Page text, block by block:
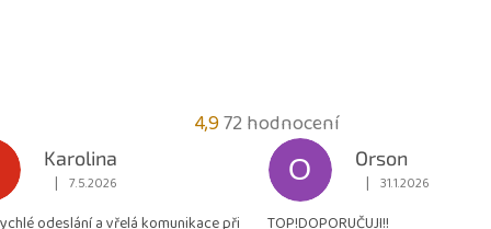
4,9Průměrné
hodnocení
obchodu
72 hodnocení
Karolina
Hodnocení obchodu je 5 z 5 hvězdiček.
| 7.5.2026
odeslání a vřelá komunikace při
O
Orson
Hodnocení obchodu
| 31.1.2026
TOP!DOPORUČUJI!!